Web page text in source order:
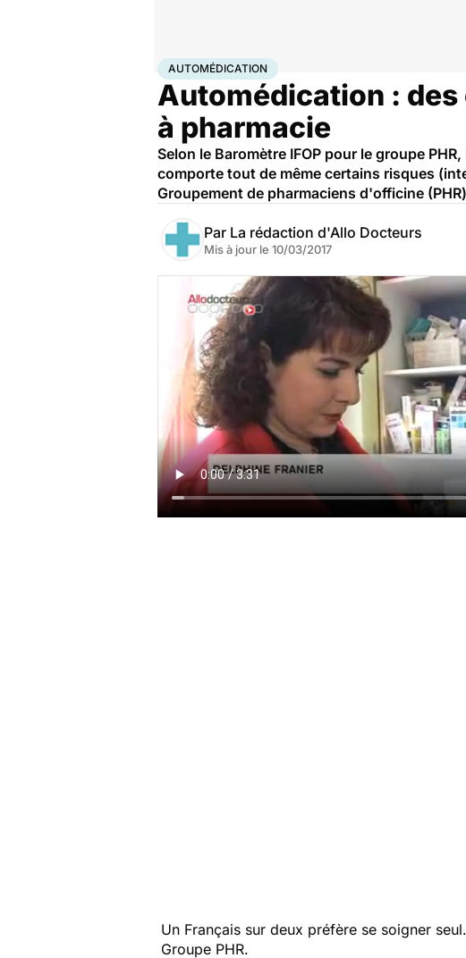
AccueilSantéAutomédication
AUTOMÉDICATION
Automédication :
à pharmacie
Selon le Baromètre IFOP pour le groupe
comporte tout de même certains risques
Groupement de pharmaciens d'officine
Par La rédaction d'Allo Docteurs
Mis à jour le 10/03/2017
Un Français sur deux préfère se soigner
Groupe PHR.